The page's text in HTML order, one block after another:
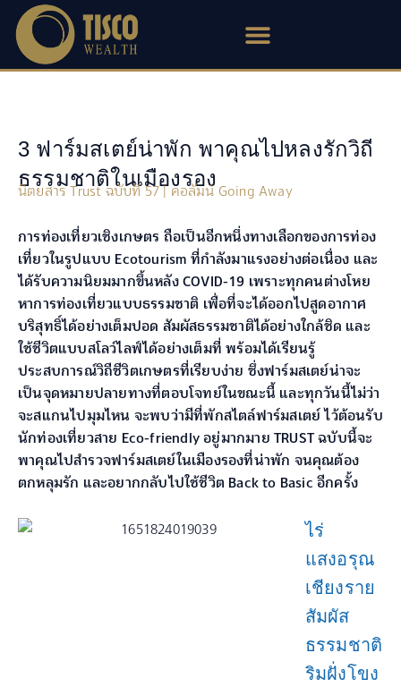
Skip
content
3 ฟาร์มสเตย์น่าพัก พาคุณไปหลงรักวิถี
ธรรมชาติในเมืองรอง
นิตยสาร Trust ฉบับที่ 57 | คอลัมน์ Going Away
การท่องเที่ยวเชิงเกษตร ถือเป็นอีกหนึ่งทางเลือกของการท่อง
เที่ยวในรูปแบบ Ecotourism ที่กำลังมาแรงอย่างต่อเนื่อง และ
ได้รับความนิยมมากขึ้นหลัง COVID-19 เพราะทุกคนต่างโหย
หาการท่องเที่ยวแบบธรรมชาติ เพื่อที่จะได้ออกไปสูดอากาศ
บริสุทธิ์ได้อย่างเต็มปอด สัมผัสธรรมชาติได้อย่างใกล้ชิด และ
ใช้ชีวิตแบบสโลว์ไลฟ์ได้อย่างเต็มที่ พร้อมได้เรียนรู้
ประสบการณ์วิถีชีวิตเกษตรที่เรียบง่าย ซึ่งฟาร์มสเตย์น่าจะ
เป็นจุดหมายปลายทางที่ตอบโจทย์ในขณะนี้ และทุกวันนี้ไม่ว่า
จะสแกนไปมุมไหน จะพบว่ามีที่พักสไตล์ฟาร์มสเตย์ ไว้ต้อนรับ
นักท่องเที่ยวสาย Eco-friendly อยู่มากมาย TRUST ฉบับนี้จะ
พาคุณไปสำรวจฟาร์มสเตย์ในเมืองรองที่น่าพัก จนคุณต้อง
ตกหลุมรัก และอยากกลับไปใช้ชีวิต Back to Basic อีกครั้ง
ไร่
แสงอรุณ
เชียงราย
สัมผัส
ธรรมชาติ
ริมฝั่งโขง